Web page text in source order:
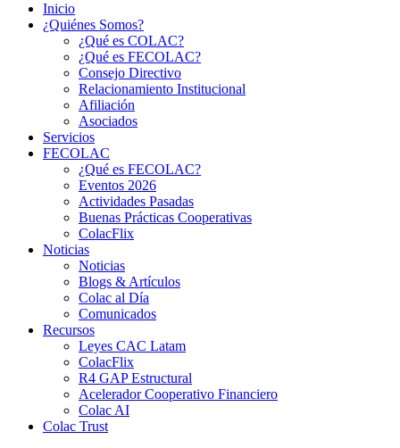
Inicio
¿Quiénes Somos?
¿Qué es COLAC?
¿Qué es FECOLAC?
Consejo Directivo
Relacionamiento Institucional
Afiliación
Asociados
Servicios
FECOLAC
¿Qué es FECOLAC?
Eventos 2026
Actividades Pasadas
Buenas Prácticas Cooperativas
ColacFlix
Noticias
Noticias
Blogs & Artículos
Colac al Día
Comunicados
Recursos
Leyes CAC Latam
ColacFlix
R4 GAP Estructural
Acelerador Cooperativo Financiero
Colac AI
Colac Trust